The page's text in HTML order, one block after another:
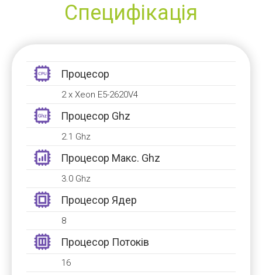
Специфікація
Процесор
2 x Xeon E5-2620V4
Процесор Ghz
2.1 Ghz
Процесор Макс. Ghz
3.0 Ghz
Процесор Ядер
8
Процесор Потоків
16